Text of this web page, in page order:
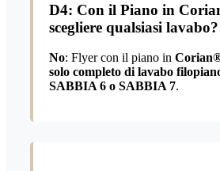
D4: Con il Piano in
scegliere qualsiasi lavabo?
No: Flyer con il piano in
solo completo di lavabo
SABBIA 6 o SABBIA 7.